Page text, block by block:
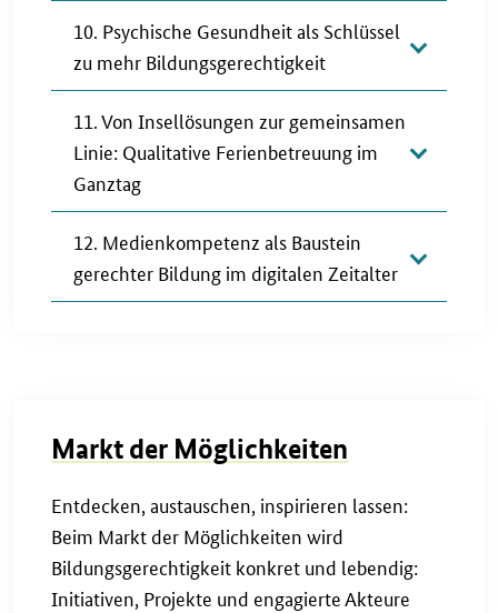
10. Psychische Gesundheit als Schlüssel
zu mehr Bildungsgerechtigkeit
11. Von Insellösungen zur gemeinsamen
Linie: Qualitative Ferienbetreuung im
Ganztag
12. Medienkompetenz als Baustein
gerechter Bildung im digitalen Zeitalter
Markt der Möglichkeiten
Entdecken, austauschen, inspirieren lassen:
Beim Markt der Möglichkeiten wird
Bildungsgerechtigkeit konkret und lebendig:
Initiativen, Projekte und engagierte Akteure